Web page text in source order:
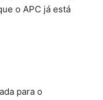
o APC já está
para o